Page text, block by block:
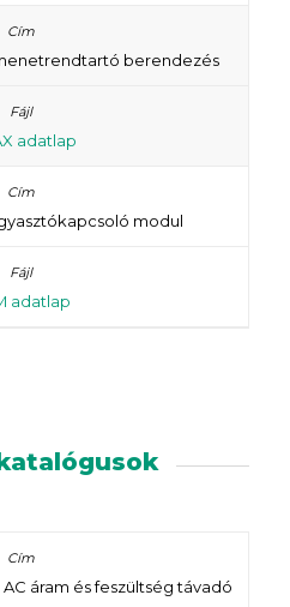
berendezés
adatlap
modul
adatlap
áram és feszültség távadó